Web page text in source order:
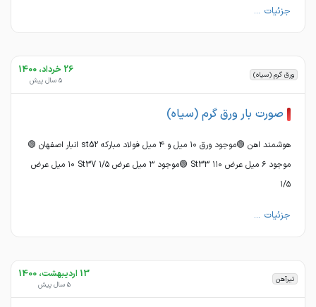
جزئیات ...
ورق گرم (سیاه) 26 خرداد، 1400
5 سال پیش
صورت بار ورق گرم (سیاه)
هوشمند اهن 🟢موجود ورق ١٠ میل و ۴ میل فولاد مبارکه st52 انبار اصفهان 🟢
موجود ۶ میل عرض ١١٠ St33 🟢موجود ٣ میل عرض ١/۵ St37 ١٠ میل عرض
١/۵
جزئیات ...
تیرآهن 13 اردیبهشت، 1400
5 سال پیش